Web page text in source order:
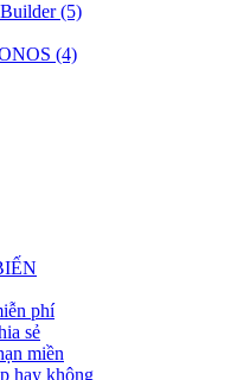
(5)
(4)
phí
sẻ
miền
hay không